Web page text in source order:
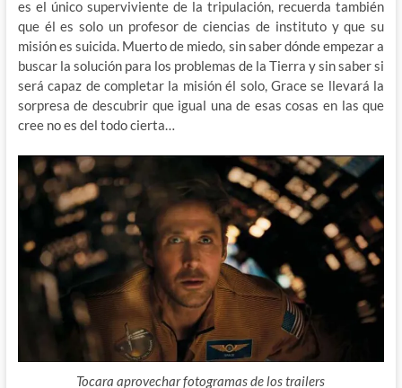
es el único superviviente de la tripulación, recuerda también
que él es solo un profesor de ciencias de instituto y que su
misión es suicida. Muerto de miedo, sin saber dónde empezar a
buscar la solución para los problemas de la Tierra y sin saber si
será capaz de completar la misión él solo, Grace se llevará la
sorpresa de descubrir que igual una de esas cosas en las que
cree no es del todo cierta…
Tocara aprovechar fotogramas de los trailers